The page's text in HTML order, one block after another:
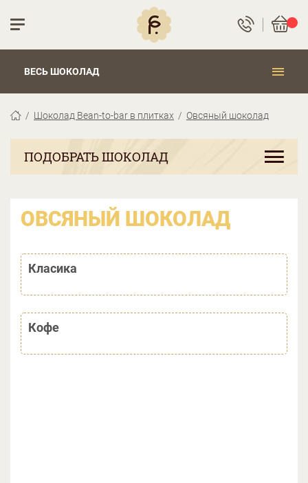
ВЕСЬ ШОКОЛАД
Шоколад Bean-to-bar в плитках Овсяный шоколад
ПОДОБРАТЬ ШОКОЛАД
ОВСЯНЫЙ ШОКОЛАД
Класика
Кофе